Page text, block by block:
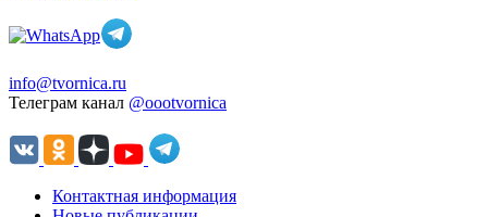
info@tvornica.ru
Телеграм канал @oootvornica
Контактная информация